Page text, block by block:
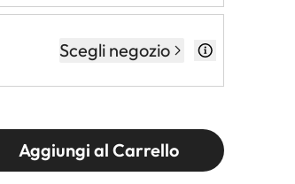
Scegli negozio
Aggiungi al Carrello